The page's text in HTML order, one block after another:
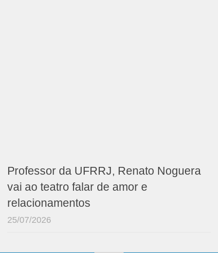
Professor da UFRRJ, Renato Noguera
vai ao teatro falar de amor e
relacionamentos
25/07/2026